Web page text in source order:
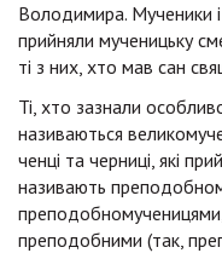
Володимира. Мученики і
прийняли мученицьку
ті з них, хто мав сан
Ті, хто зазнали
називаються
ченці та черниці, які
називають
преподобномученицями,
преподобними (так,